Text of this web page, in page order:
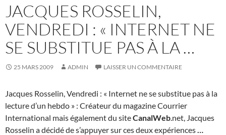
JACQUES ROSSELIN,
VENDREDI : « INTERNET NE
SE SUBSTITUE PAS À LA …
25 MARS 2009 ADMIN LAISSER UN COMMENTAIRE
Jacques Rosselin, Vendredi : « Internet ne se substitue pas à la
lecture d’un hebdo » : Créateur du magazine Courrier
International mais également du siteCanalWeb.net, Jacques
Rosselin a décidé de s’appuyer sur ces deux expériences…